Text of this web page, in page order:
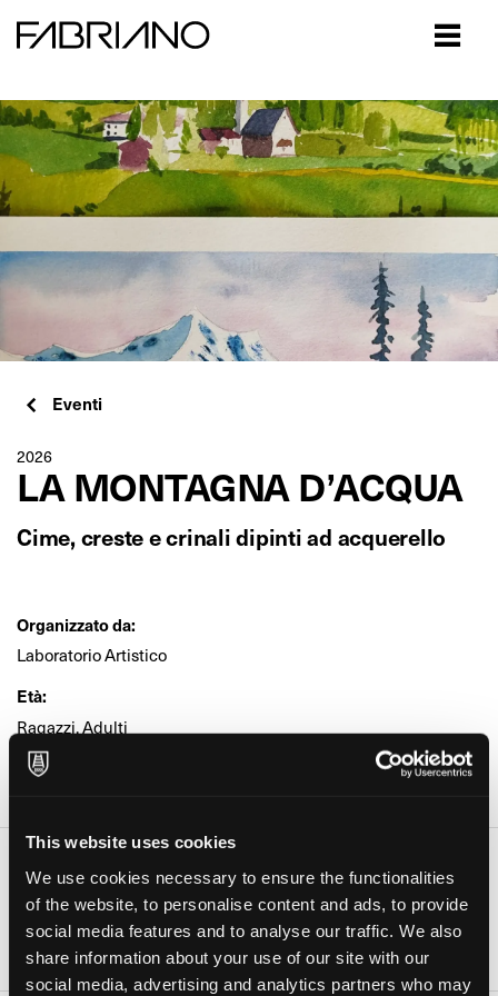
This website uses cookies
We use cookies necessary to ensure the functionalities
of the website, to personalise content and ads, to provide
social media features and to analyse our traffic. We also
share information about your use of our site with our
social media, advertising and analytics partners who may
Eventi
2026
LA MONTAGNA D’ACQUA
Cime, creste e crinali dipinti ad acquerello
Organizzato da:
Laboratorio Artistico
Età:
Ragazzi, Adulti
Dove:
Date e orari
Giorno Orario
14 Set 2026 19:00-21:00